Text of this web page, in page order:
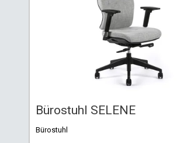
Bürostuhl SELENE
Bürostuhl